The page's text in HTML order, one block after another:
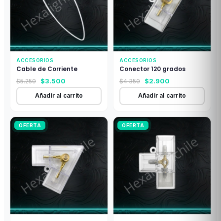
ACCESORIOS
Cable de Corriente
$5.250
El
precio
original
era:
$3.500
precio
actual
es:
Añadir al carrito
ACCESORIOS
Conector 120 grados
$4.350
El
precio
original
era:
$2.900
precio
actual
es:
Añadir al carrito
OFERTA OFERTA